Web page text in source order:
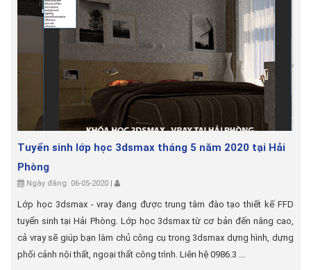
Tuyển sinh lớp học 3dsmax tháng 5 năm 2020 tại Hải
Phòng
Ngày đăng: 06-05-2020 |
Lớp học 3dsmax - vray đang được trung tâm đào tạo thiết kế FFD
tuyển sinh tại Hải Phòng. Lớp học 3dsmax từ cơ bản đến nâng cao,
cả vray sẽ giúp bạn làm chủ công cụ trong 3dsmax dựng hình, dựng
phối cảnh nội thất, ngoại thất công trình. Liên hệ 0986.3 ...